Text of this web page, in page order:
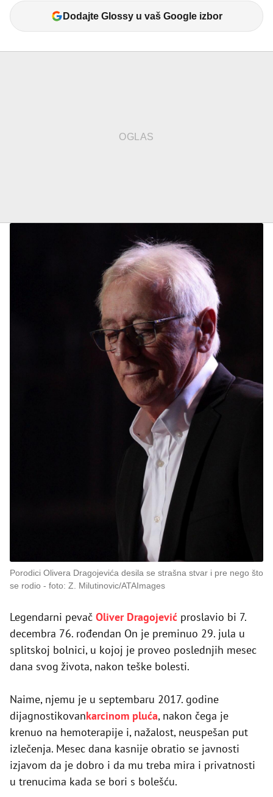
Dodajte Glossy u vaš Google izbor
Porodici Olivera Dragojevića desila se strašna stvar i pre nego što
se rodio
foto: Z. Milutinovic/ATAImages
Legendarni pevač Oliver Dragojević proslavio bi 7.
decembra 76. rođendan On je preminuo 29. jula u
splitskoj bolnici, u kojoj je proveo poslednjih mesec
dana svog života, nakon teške bolesti.
Naime, njemu je u septembaru 2017. godine
dijagnostikovankarcinom pluća, nakon čega je
krenuo na hemoterapije i, nažalost, neuspešan put
izlečenja. Mesec dana kasnije obratio se javnosti
izjavom da je dobro i da mu treba mira i privatnosti
u trenucima kada se bori s bolešću.